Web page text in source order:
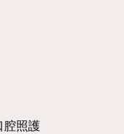
腔照護